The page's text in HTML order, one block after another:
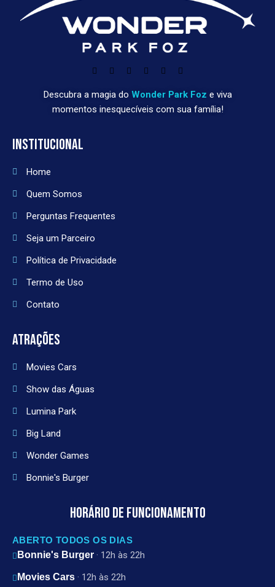
Descubra a magia do Wonder Park Foz e viva
momentos inesquecíveis com sua família!
INSTITUCIONAL
Home
Quem Somos
Perguntas Frequentes
Seja um Parceiro
Política de Privacidade
Termo de Uso
Contato
ATRAÇÕES
Movies Cars
Show das Águas
Lumina Park
Big Land
Wonder Games
Bonnie's Burger
HORÁRIO DE FUNCIONAMENTO
ABERTO TODOS OS DIAS
Bonnie's Burger · 12h às 22h
Movies Cars · 12h às 22h